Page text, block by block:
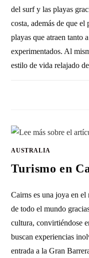
del surf y las playas
costa, además de que
playas que atraen tanto
experimentados. Al
estilo de vida relajado
AUSTRALIA
Turismo en
Cairns es una joya en el
de todo el mundo
cultura, convirtiéndose
buscan experiencias
entrada a la Gran